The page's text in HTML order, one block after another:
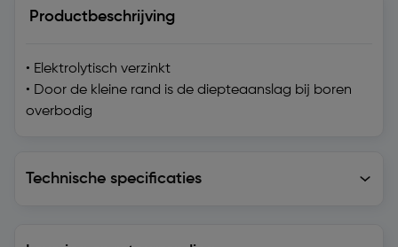
Productbeschrijving
• Elektrolytisch verzinkt
• Door de kleine rand is de diepteaanslag bij boren
overbodig
Technische specificaties